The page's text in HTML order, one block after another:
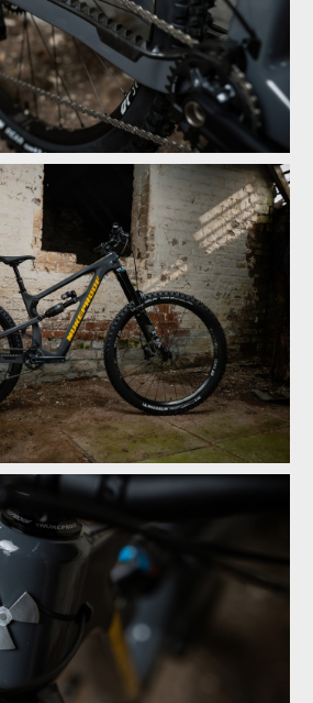
- počtvrté stejně a přesto jinak
- počtvrté stejně a přesto jinak
- počtvrté stejně a přesto jinak
- počtvrté stejně a přesto jinak
- počtvrté stejně a přesto jinak
- počtvrté stejně a přesto jinak
- počtvrté stejně a přesto jinak
- počtvrté stejně a přesto jinak
- počtvrté stejně a přesto jinak
- počtvrté stejně a přesto jinak
- počtvrté stejně a přesto jinak
- počtvrté stejně a přesto jinak